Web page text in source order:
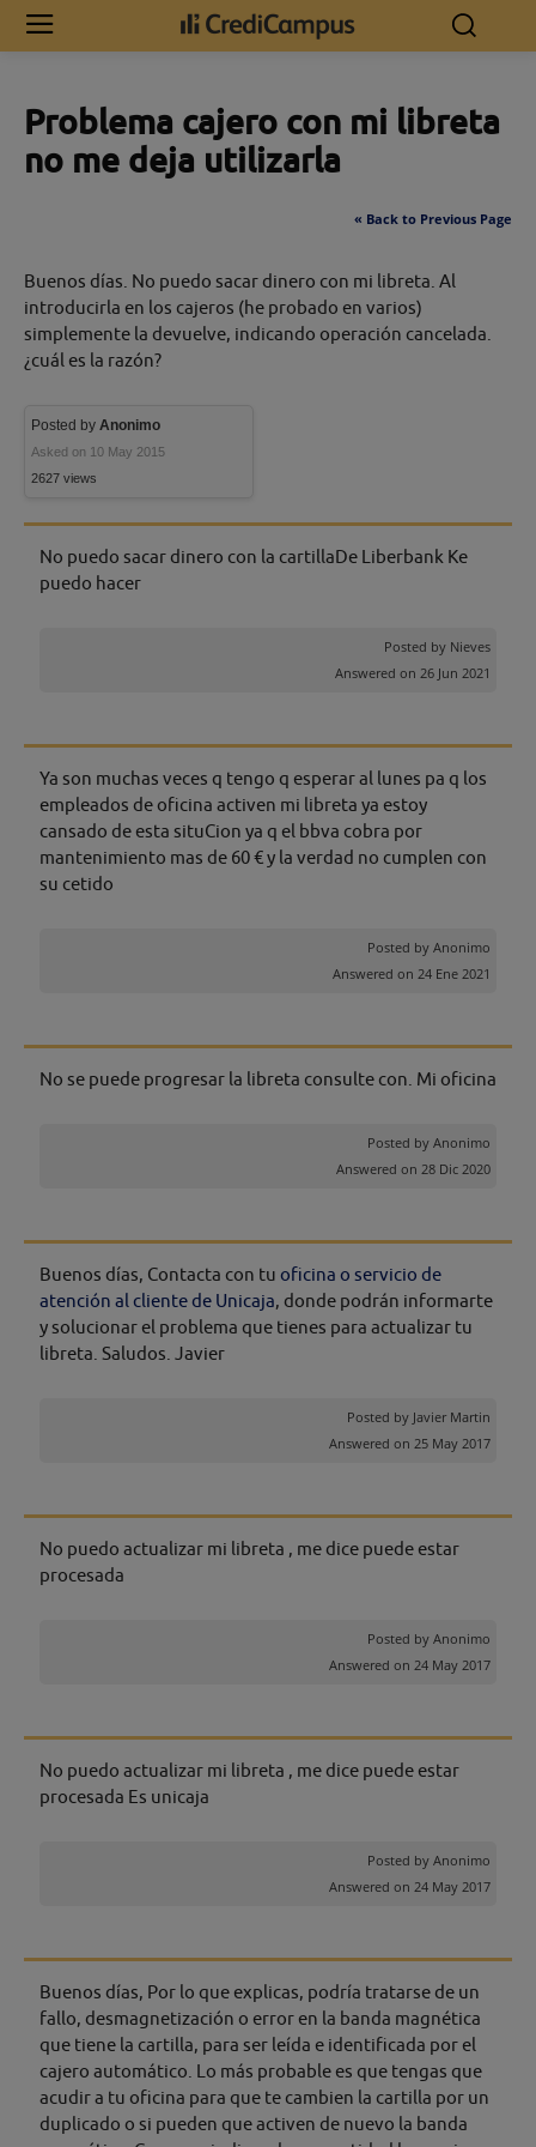
Inicio Problema cajero con mi libreta no me deja utilizarla
Problema cajero con mi libreta
no me deja utilizarla
« Back to Previous Page
Buenos días. No puedo sacar dinero con mi libreta. Al
introducirla en los cajeros (he probado en varios)
simplemente la devuelve, indicando operación cancelada.
¿cuál es la razón?
Posted by Anonimo
Asked on 10 May 2015
2627 views
No puedo sacar dinero con la cartillaDe Liberbank Ke
puedo hacer
Posted by Nieves
Answered on 26 Jun 2021
Ya son muchas veces q tengo q esperar al lunes pa q los
empleados de oficina activen mi libreta ya estoy
cansado de esta situCion ya q el bbva cobra por
mantenimiento mas de 60 € y la verdad no cumplen con
su cetido
Posted by Anonimo
Answered on 24 Ene 2021
No se puede progresar la libreta consulte con. Mi oficina
Posted by Anonimo
Answered on 28 Dic 2020
Buenos días, Contacta con tu oficina o servicio de
atención al cliente de Unicaja, donde podrán informarte
y solucionar el problema que tienes para actualizar tu
libreta. Saludos. Javier
Posted by Javier Martin
Answered on 25 May 2017
No puedo actualizar mi libreta , me dice puede estar
procesada
Posted by Anonimo
Answered on 24 May 2017
No puedo actualizar mi libreta , me dice puede estar
procesada Es unicaja
Posted by Anonimo
Answered on 24 May 2017
Buenos días, Por lo que explicas, podría tratarse de un
fallo, desmagnetización o error en la banda magnética
que tiene la cartilla, para ser leída e identificada por el
cajero automático. Lo más probable es que tengas que
acudir a tu oficina para que te cambien la cartilla por un
duplicado o si pueden que activen de nuevo la banda